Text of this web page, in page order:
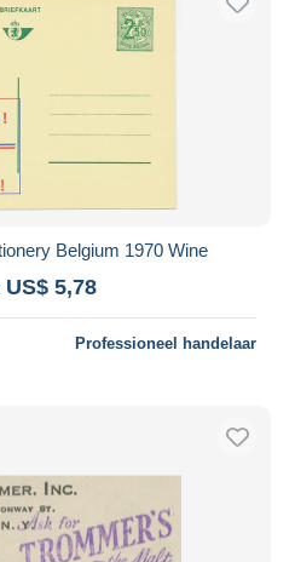
Belgium 1970 Wine
US$ 5,78
Professioneel handelaar